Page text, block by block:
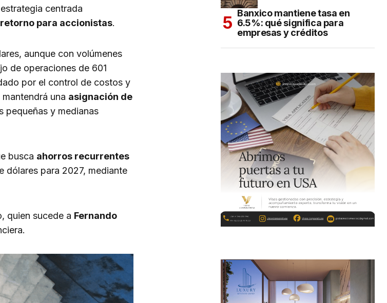
centrada
para accionistas.
aunque con volúmenes
de operaciones de 601
por el control de costos y
una asignación de
pequeñas y medianas
busca ahorros recurrentes
dólares para 2027, mediante
quien sucede a Fernando
Banxico mantiene tasa en
6.5%: qué significa para
empresas y créditos